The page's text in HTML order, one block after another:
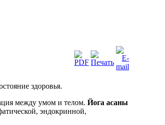
здоровья.
между умом и телом. Йога асаны
эндокринной,